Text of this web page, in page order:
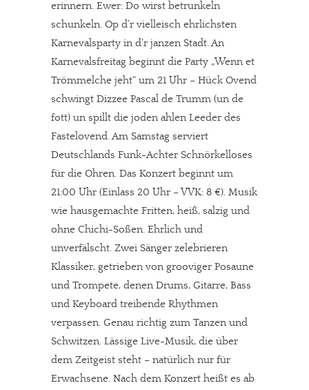
erinnern. Ewer: Do wirst betrunkeln
schunkeln. Op d’r vielleisch ehrlichsten
Karnevalsparty in d’r janzen Stadt. An
Karnevalsfreitag beginnt die Party „Wenn et
Trömmelche jeht“ um 21 Uhr – Hück Ovend
schwingt Dizzee Pascal de Trumm (un de
fott) un spillt die joden ahlen Leeder des
Fastelovend. Am Samstag serviert
Deutschlands Funk-Achter Schnörkelloses
für die Ohren. Das Konzert beginnt um
21:00 Uhr (Einlass 20 Uhr – VVK: 8 €). Musik
wie hausgemachte Fritten, heiß, salzig und
ohne Chichi-Soßen. Ehrlich und
unverfälscht. Zwei Sänger zelebrieren
Klassiker, getrieben von grooviger Posaune
und Trompete, denen Drums, Gitarre, Bass
und Keyboard treibende Rhythmen
verpassen. Genau richtig zum Tanzen und
Schwitzen. Lässige Live-Musik, die über
dem Zeitgeist steht – natürlich nur für
Erwachsene. Nach dem Konzert heißt es ab